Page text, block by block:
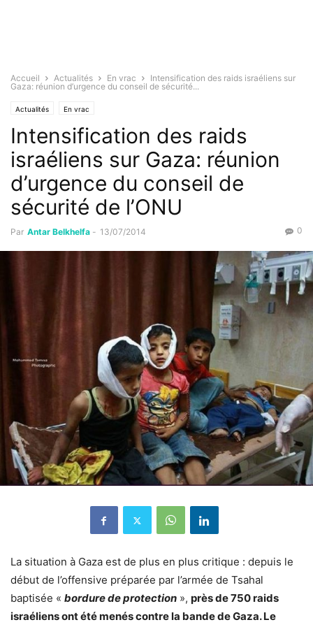
Accueil Actualités En vrac
Intensification des raids israéliens sur
Gaza: réunion d’urgence du conseil de sécurité...
Actualités En vrac
Intensification des raids
israéliens sur Gaza: réunion
d’urgence du conseil de
sécurité de l’ONU
Par Antar Belkhelfa - 13/07/2014 0
La situation à Gaza est de plus en plus critique : depuis le
début de l’offensive préparée par l’armée de Tsahal
baptisée « bordure de protection », près de 750 raids
israéliens ont été menés contre la bande de Gaza. Le